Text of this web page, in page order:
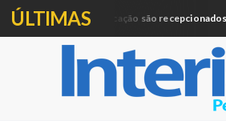
ÚLTIMAS
Profissionais da Educação são recepcionados